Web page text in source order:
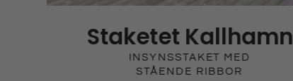
Staketet Kallhamn
INSYNSSTAKET MED
STÅENDE RIBBOR